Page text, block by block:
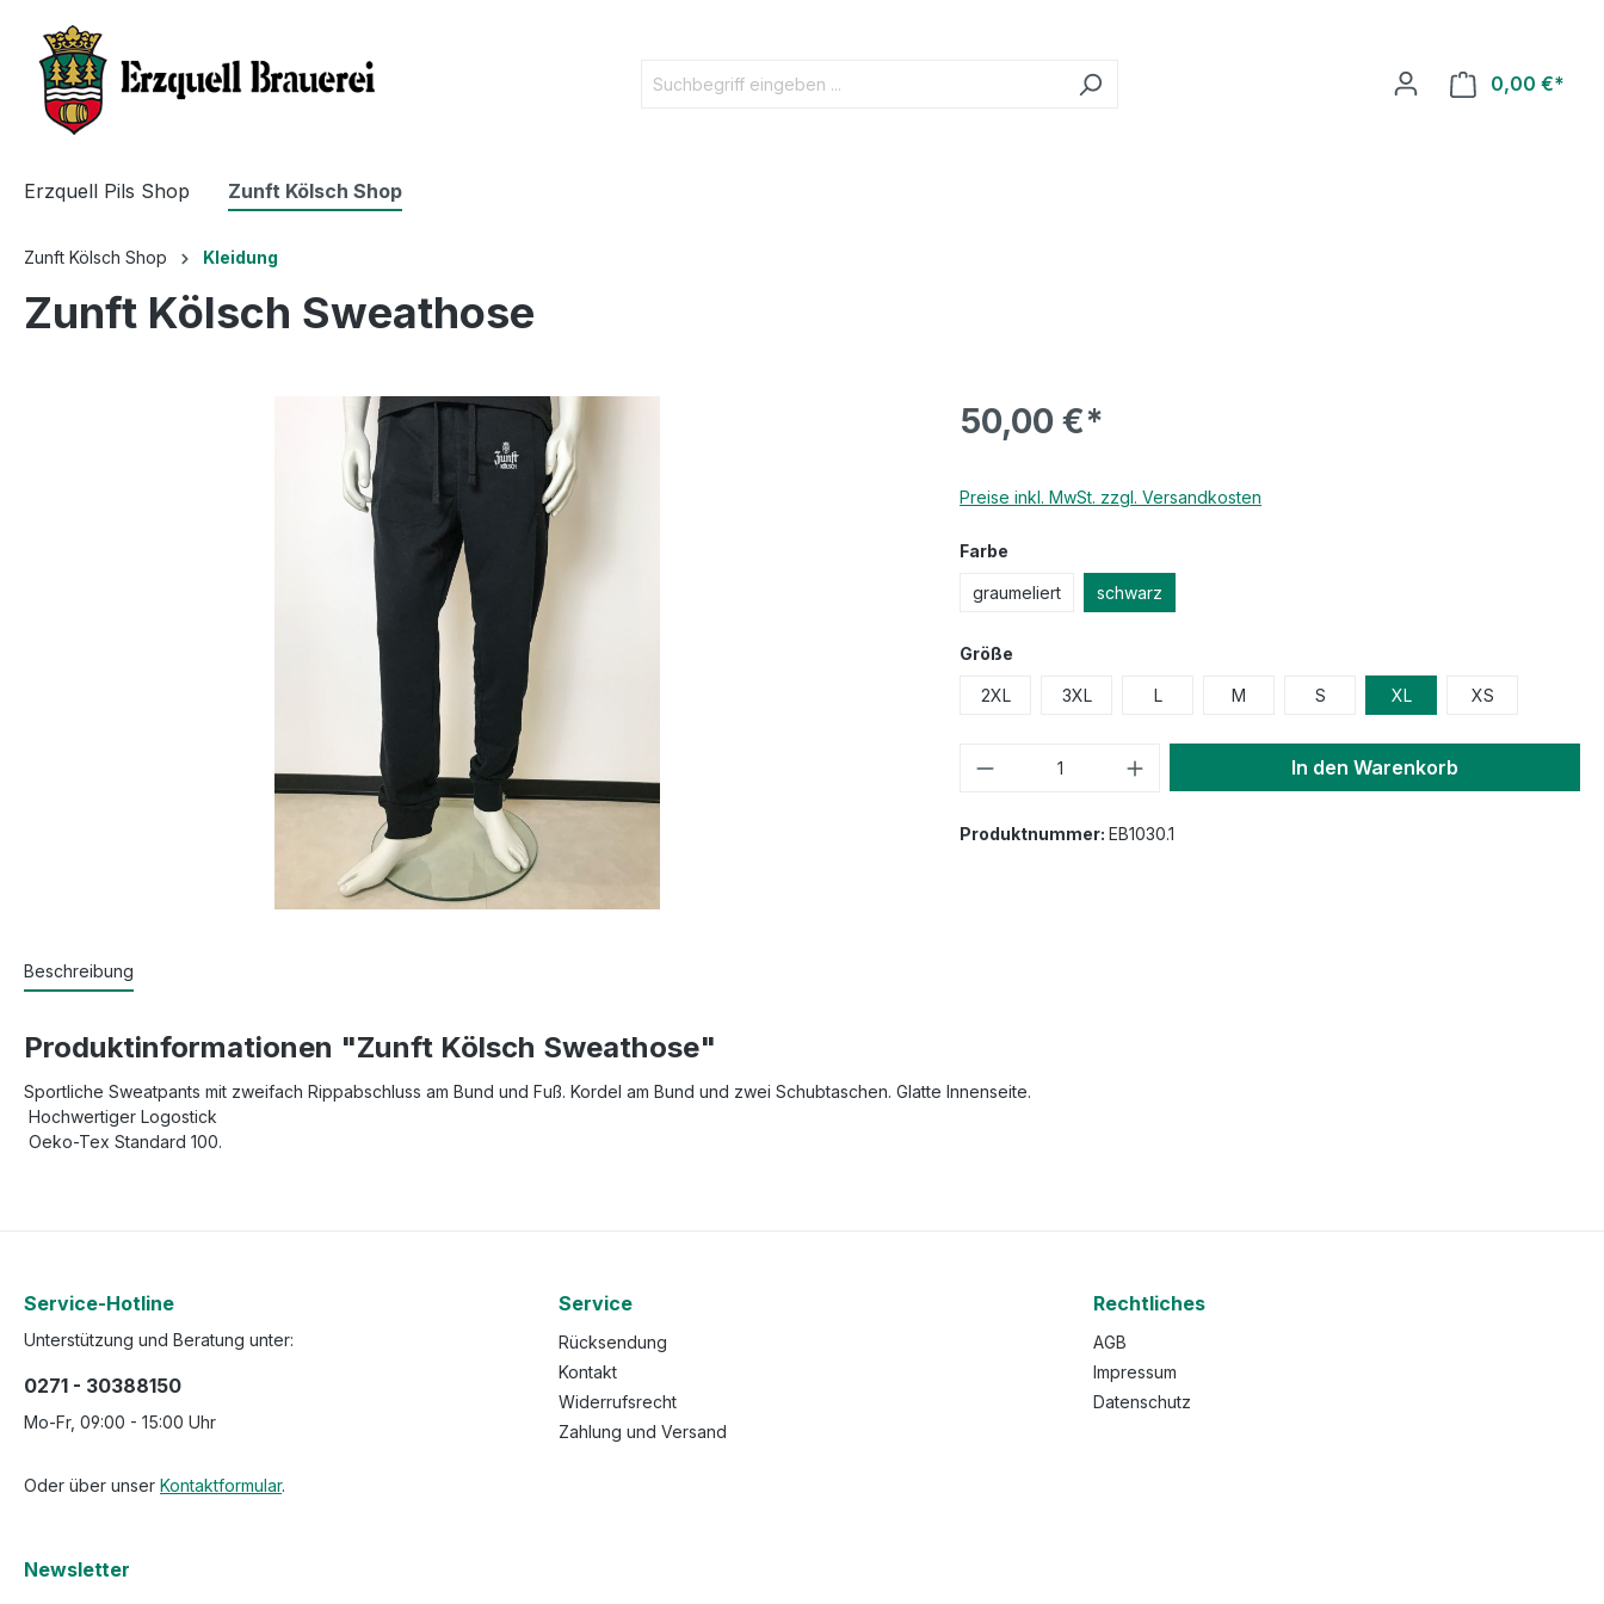
0,00 €*
Erzquell Pils Shop Zunft Kölsch Shop
Zunft Kölsch Shop Kleidung
Zunft Kölsch Sweathose
50,00 €*
Preise inkl. MwSt. zzgl. Versandkosten
Farbe
graumeliert schwarz
Größe
2XL 3XL L M S XL XS
In den Warenkorb
Produktnummer: EB1030.1
Beschreibung
Produktinformationen "Zunft Kölsch Sweathose"
Sportliche Sweatpants mit zweifach Rippabschluss am Bund und Fuß. Kordel am Bund und zwei Schubtaschen. Glatte Innenseite.
Hochwertiger Logostick
Oeko-Tex Standard 100.
Service-Hotline
Unterstützung und Beratung unter:
0271 - 30388150
Mo-Fr, 09:00 - 15:00 Uhr
Oder über unser Kontaktformular.
Service
Rücksendung
Kontakt
Widerrufsrecht
Zahlung und Versand
Rechtliches
AGB
Impressum
Datenschutz
Newsletter